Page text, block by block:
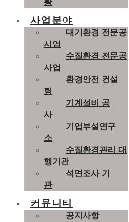
황
사업분야
대기환경 전문공
사업
수질환경 전문공
사업
환경안전 컨설
팅
기계설비 공
사
기업부설연구
소
수질환경관리 대
행기관
석면조사 기
관
커뮤니티
공지사항
■ 장점
– 악취없음 : 기존공법에서는 침전조의
없었지만 당사공법에서는 충분한 공기
– 처리수질이 양호함 : 고농도의 활성화
(10,000∼15,000ppm)로 높은 BOD제
완벽한 고액분리로 인한 높은SS제거
SS:1mg/L이하 )
– 필요부지 면적이 작음 : 기계실 및 침
MLSS농도(10,000 ~15,000ppm)로 폭
게 할 수 있으므로 설치부지가 기존시